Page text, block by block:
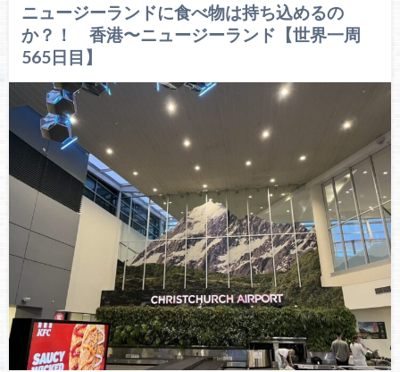
ニュージーランドに食べ物は持ち込めるの
か？！ 香港〜ニュージーランド【世界一周
565日目】